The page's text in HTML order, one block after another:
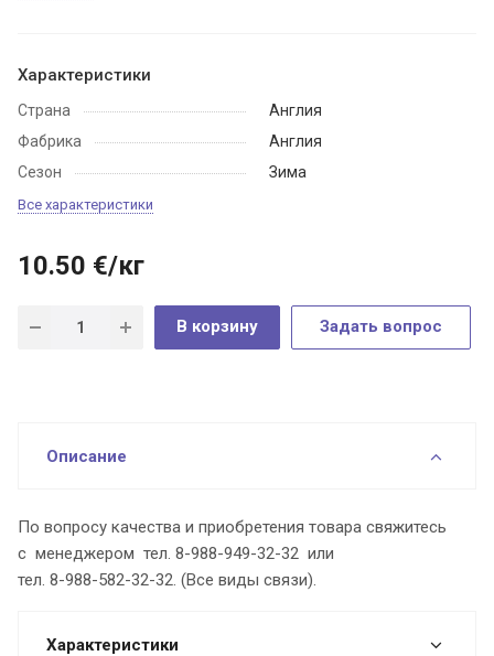
Характеристики
Страна
Англия
Фабрика
Англия
Сезон
Зима
Все характеристики
10.50 €/кг
В корзину Задать вопрос
Описание
По вопросу качества и приобретения товара свяжитесь
с менеджером тел. 8-988-949-32-32 или
тел. 8-988-582-32-32. (Все виды связи).
Характеристики